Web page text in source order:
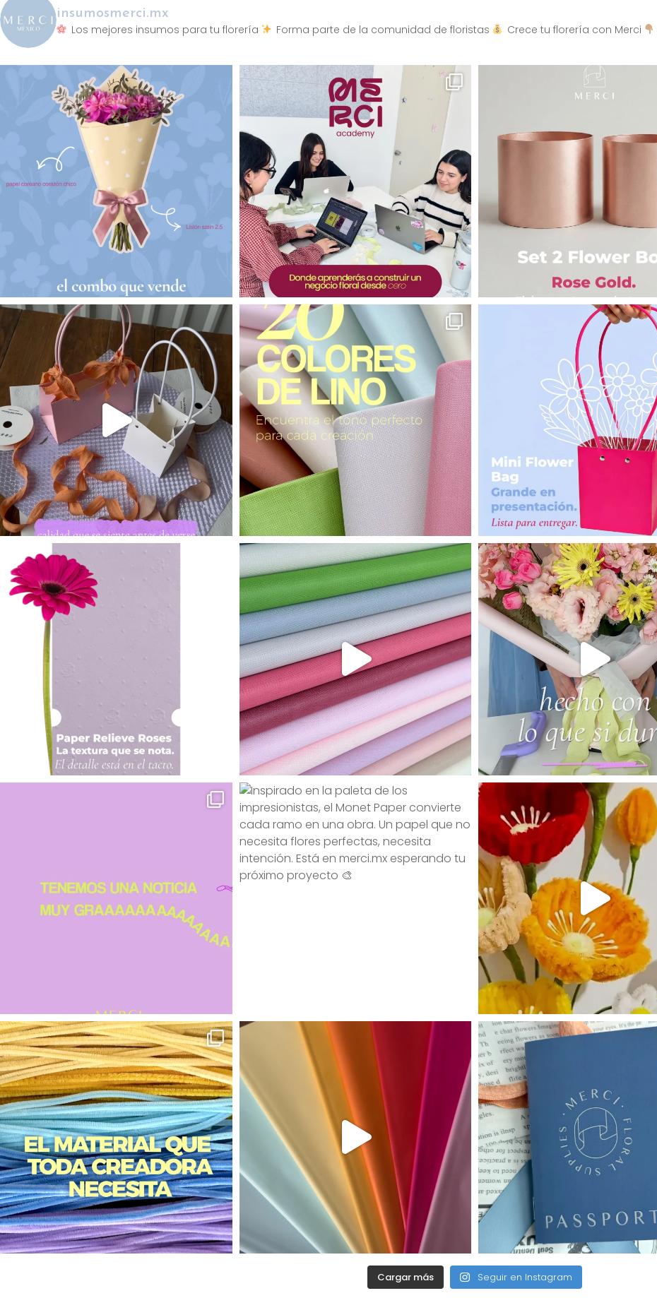
insumosmerci.mx
Los mejores insumos para tu florería
Forma parte de la comunidad de floristas Crece tu florería con Merci
Cargar más Seguir en Instagram